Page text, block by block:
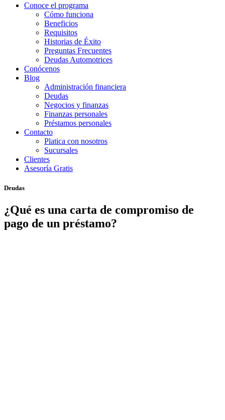
Conoce el programa
Cómo funciona
Beneficios
Requisitos
Historias de Éxito
Preguntas Frecuentes
Deudas Automotrices
Conócenos
Blog
Administración financiera
Deudas
Negocios y finanzas
Finanzas personales
Préstamos personales
Contacto
Platica con nosotros
Sucursales
Clientes
Asesoría Gratis
Deudas
¿Qué es una carta de compromiso de
pago de un préstamo?